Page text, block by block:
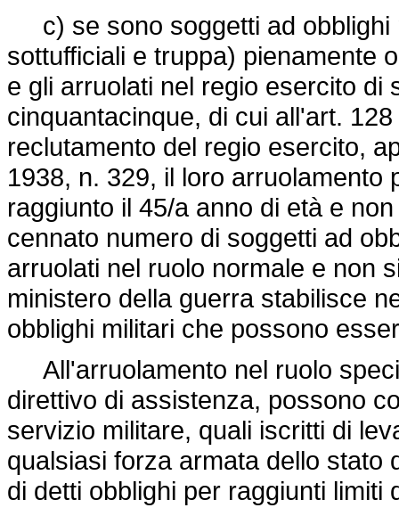
c) se sono soggetti ad obblighi
sottufficiali e truppa) pienamente
e gli arruolati nel regio esercito di
cinquantacinque, di cui all'art.
reclutamento del regio esercito,
1938, n. 329, il loro
raggiunto il 45/a anno di età e
cennato numero di soggetti ad
arruolati nel ruolo normale e non
ministero della guerra stabilisce
obblighi militari che possono
All'arruolamento nel ruolo
direttivo di assistenza, possono
servizio militare, quali iscritti di
qualsiasi forza armata dello stato
di detti obblighi per raggiunti limiti